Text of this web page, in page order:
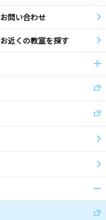
お問い合わせ
お近くの教室を探す